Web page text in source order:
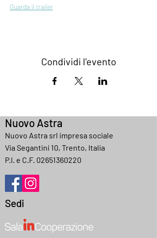
Guarda il trailer
Condividi l'evento
Nuovo Astra
Nuovo Astra srl impresa sociale
Via Segantini 10, Trento, Italia
P.I. e C.F. 02651360220
Sedi